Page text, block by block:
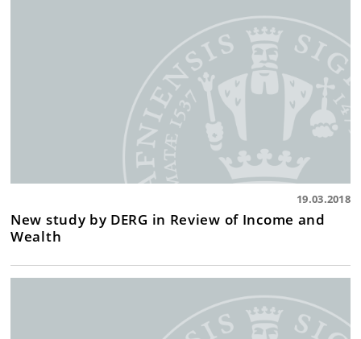
19.03.2018
New study by DERG in Review of Income and
Wealth